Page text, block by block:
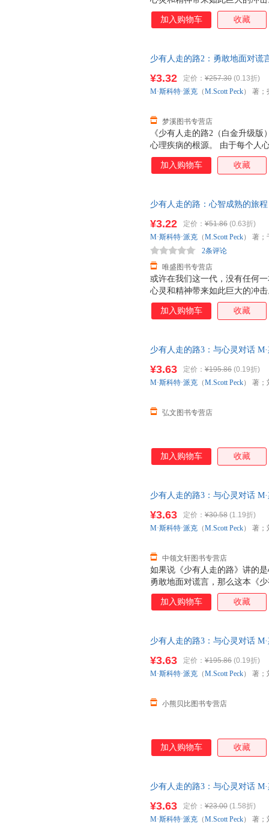
翻译成23种以上的语言；在《
时间。这是出版史上的一大奇
新、宁静而丰富的生活；它帮
我。 正如本书开篇所言：人生
人生是一场艰辛之旅，心智成
加入购物车 收藏
少有人走的路2：勇敢地面对谎
电子发票！
《少有人走的路2（白金升级
心理疾病的根源。 由于每个人
痛苦时，人们常常会选择逃避
不到痛苦，并不意味着痛苦就
¥3.32 定价： ¥257.30 (0.13折)
梦溪图书专营店
M·斯科特·派克 （M.Scott Peck） 著；
加入购物车 收藏
少有人走的路：心智成熟的旅
或许在我们这一代，没有任何
心灵和精神带来如此巨大的冲
翻译成23种以上的语言；在《
时间。这是出版史上的一大奇
新、宁静而丰富的生活；它帮
我。 正如本书开篇所言：人生
人生是一场艰辛之旅，心智成
¥3.22 定价： ¥51.86 (0.63折)
唯盛图书专营店
2条评论
M·斯科特·派克 （M.Scott Peck） 著；
加入购物车 收藏
少有人走的路3：与心灵对话
避免纠纷。
¥3.63 定价： ¥195.86 (0.19折)
弘文图书专营店
M·斯科特·派克 （M.Scott Peck） 著；
加入购物车 收藏
少有人走的路3：与心灵对话
退换】
如果说《少有人走的路》讲的
勇敢地面对谎言，那么这本《
生错综复杂。 每个人都必须走
没有现成的答案，某个人的正
切。所以，我们应该对变化充
¥3.63 定价： ¥30.58 (1.19折)
中领文轩图书专营店
M·斯科特·派克 （M.Scott Peck） 著；
加入购物车 收藏
少有人走的路3：与心灵对话
避免纠纷。
¥3.63 定价： ¥195.86 (0.19折)
小熊贝比图书专营店
M·斯科特·派克 （M.Scott Peck） 著；
加入购物车 收藏
少有人走的路3：与心灵对话
退换】
¥3.63 定价： ¥23.00 (1.58折)
M·斯科特·派克 （M.Scott Peck） 著；